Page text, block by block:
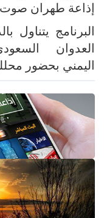
إذاعة طهران صوت
البرنامج يتناول
العدوان
اليمني بحضور